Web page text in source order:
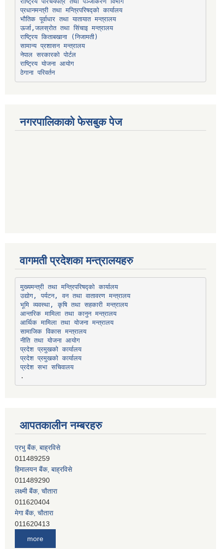
प्रधानमन्त्री तथा मन्त्रिपरिषद्को कार्यालय
भौतिक पूर्वाधार तथा यातायात मन्त्रालय
ऊर्जा,जलस्रोत तथा सिंचाइ मन्त्रालय
सामान्य प्रशासन मन्त्रालय
नेपाल सरकारको पोर्टल
राष्ट्रिय योजना आयोग
ठेगाना परिवर्तन
नगरपालिकाको फेसबुक पेज
वागमती प्रदेशका मन्त्रालयहरु
मुख्यमन्त्री तथा मन्त्रिपरिषद्को कार्यालय
उद्योग, पर्यटन, वन तथा वातावरण मन्त्रालय
भूमि व्यवस्था, कृषि तथा सहकारी मन्त्रालय
आन्तरिक मामिला तथा कानुन मन्त्रालय
आर्थिक मामिला तथा योजना मन्त्रालय
सामाजिक विकास मन्त्रालय
नीति तथा योजना आयोग
प्रदेश प्रमुखको कार्यालय
प्रदेश प्रमुखको कार्यालय
प्रदेश सभा सचिवालय
आपतकालीन नम्बरहरु
प्रभु बैंक, बाह्रविसे
011489259
हिमालयन बैंक, बाह्रविसे
011489290
लक्ष्मी बैंक, चाैतारा
011620404
मेगा बैंक, चाैतारा
011620413
more